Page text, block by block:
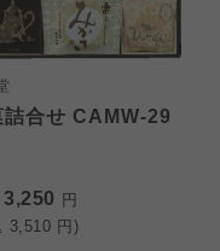
詰合せ CAMW-29
3,250 円
3,510 円)